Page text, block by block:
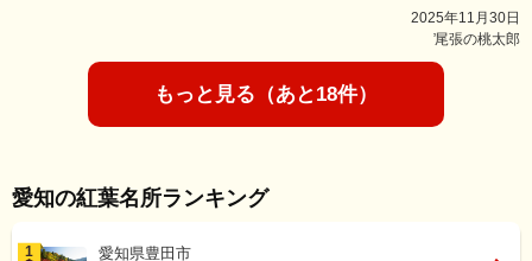
2025年11月30日
̓尾張の桃太郎
もっと見る（あと18件）
愛知の紅葉名所ランキング
1 愛知県豊田市